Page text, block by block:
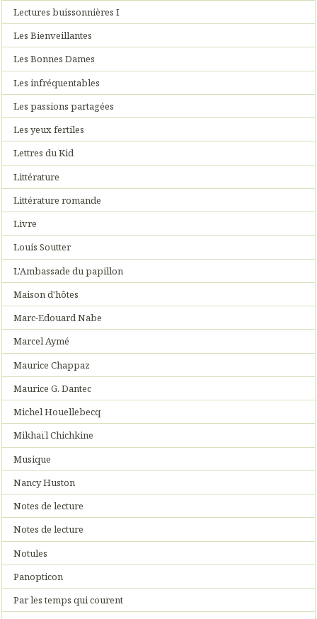
Lectures buissonnières I
Les Bienveillantes
Les Bonnes Dames
Les infréquentables
Les passions partagées
Les yeux fertiles
Lettres du Kid
Littérature
Littérature romande
Livre
Louis Soutter
L'Ambassade du papillon
Maison d'hôtes
Marc-Edouard Nabe
Marcel Aymé
Maurice Chappaz
Maurice G. Dantec
Michel Houellebecq
Mikhaïl Chichkine
Musique
Nancy Huston
Notes de lecture
Notes de lecture
Notules
Panopticon
Par les temps qui courent